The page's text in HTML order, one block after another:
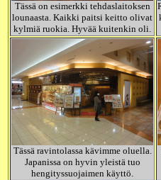
Tässä on esimerkki tehdaslaitoksen
lounaasta. Kaikki paitsi keitto olivat
kylmiä ruokia. Hyvää kuitenkin oli.
Tässä ravintolassa kävimme oluella.
Japanissa on hyvin yleistä tuo
hengityssuojaimen käyttö.